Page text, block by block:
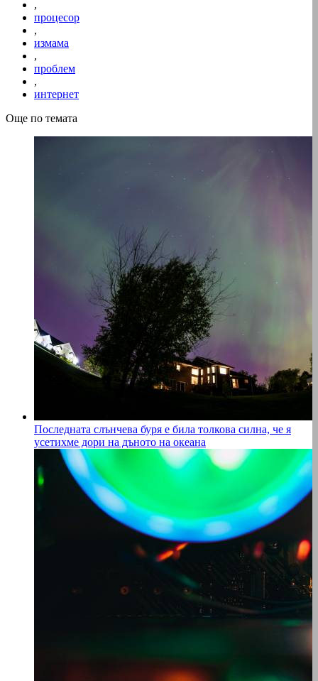
,
процесор
,
измама
,
проблем
,
интернет
Още по темата
Последната слънчева буря е била толкова силна, че я
усетихме дори на дъното на океана